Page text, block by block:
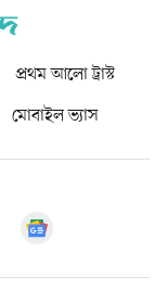
প্রথম আলো ট্রাস্ট
মোবাইল ভ্যাস